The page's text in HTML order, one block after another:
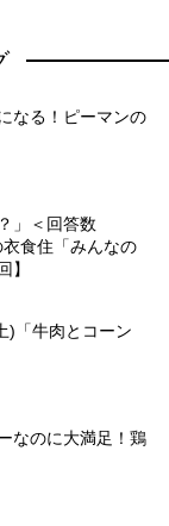
なる！ピーマンの
」＜回答数
食住「みんなの
】
)「牛肉とコーン
なのに大満足！鶏